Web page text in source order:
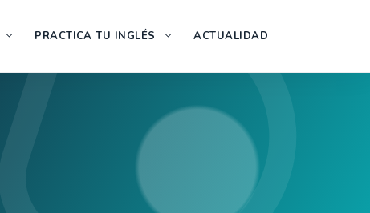
PRACTICA TU INGLÉS ACTUALIDAD